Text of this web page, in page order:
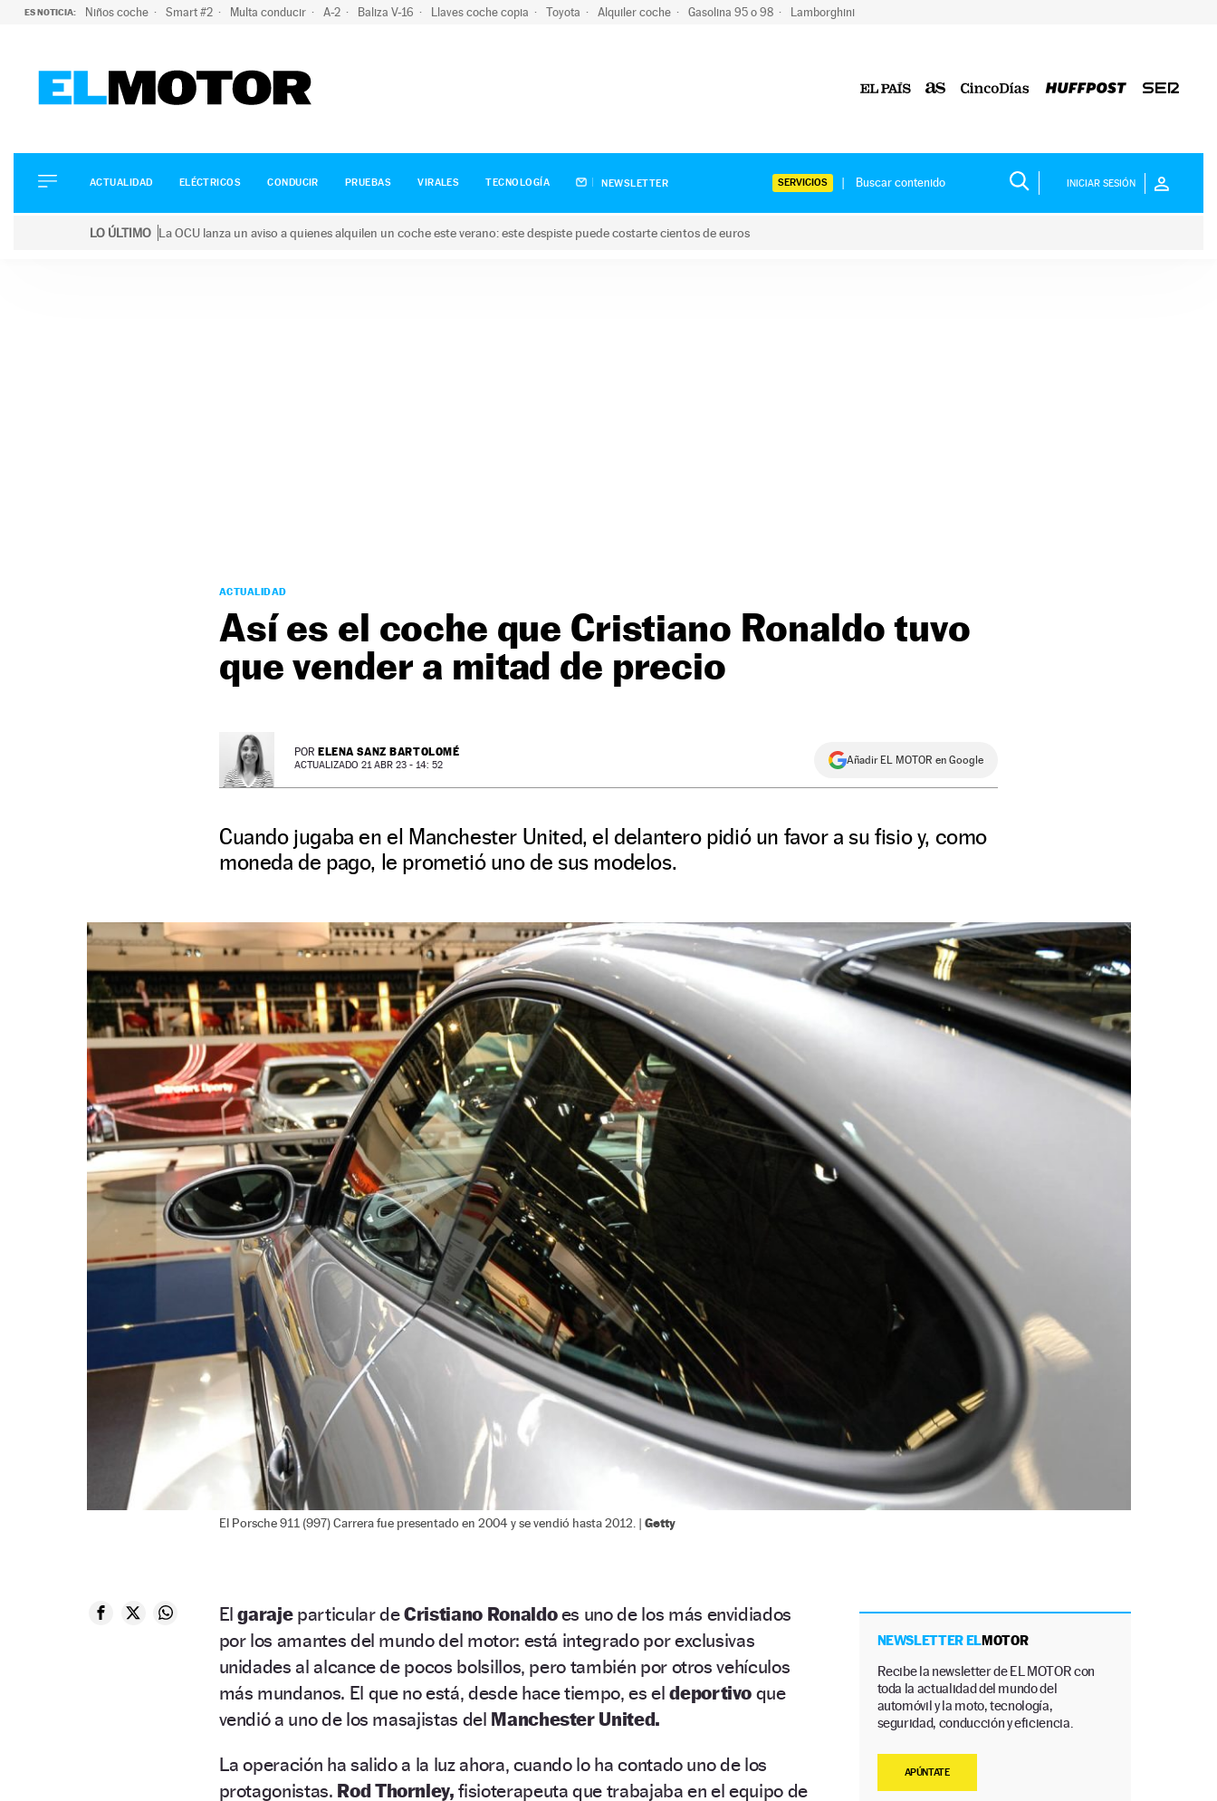
ES NOTICIA: Niños coche Smart #2 Multa conducir A-2 Baliza V-16 Llaves coche copia Toyota Alquiler coche Gasolina 95 o 98 Lamborghini
ELÉCTRICOS
CONDUCIR
ACTUALIDAD ELÉCTRICOS CONDUCIR PRUEBAS VIRALES TECNOLOGÍA NEWSLETTER SERVICIOS INICIAR SESIÓN
LO ÚLTIMO La OCU lanza un aviso a quienes alquilen un coche este verano: este despiste puede costarte cientos de euros
ACTUALIDAD
Así es el coche que Cristiano Ronaldo tuvo
que vender a mitad de precio
POR ELENA SANZ BARTOLOMÉ
ACTUALIZADO 21 ABR 23 - 14: 52 Añadir EL MOTOR en Google
Cuando jugaba en el Manchester United, el delantero pidió un favor a su fisio y, como
moneda de pago, le prometió uno de sus modelos.
El Porsche 911 (997) Carrera fue presentado en 2004 y se vendió hasta 2012. | Getty
Elgaraje particular deCristiano Ronaldoes uno de los más envidiados
por los amantes del mundo del motor: está integrado por exclusivas
unidades al alcance de pocos bolsillos, pero también por otros vehículos
más mundanos. El que no está, desde hace tiempo, es eldeportivo que
vendió a uno de los masajistas del Manchester United.
La operación ha salido a la luz ahora, cuando lo ha contado uno de los
protagonistas. Rod Thornley, fisioterapeuta que trabajaba en el equipo de
NEWSLETTER ELMOTOR
Recibe la newsletter de EL MOTOR con
toda la actualidad del mundo del
automóvil y la moto, tecnología,
seguridad, conducción y eficiencia.
APÚNTATE